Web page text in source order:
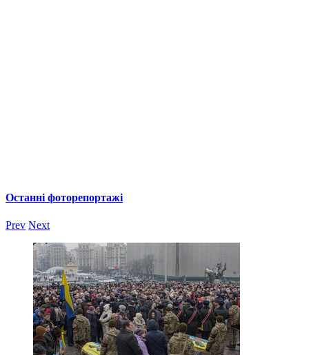
Останні фоторепортажі
Prev Next